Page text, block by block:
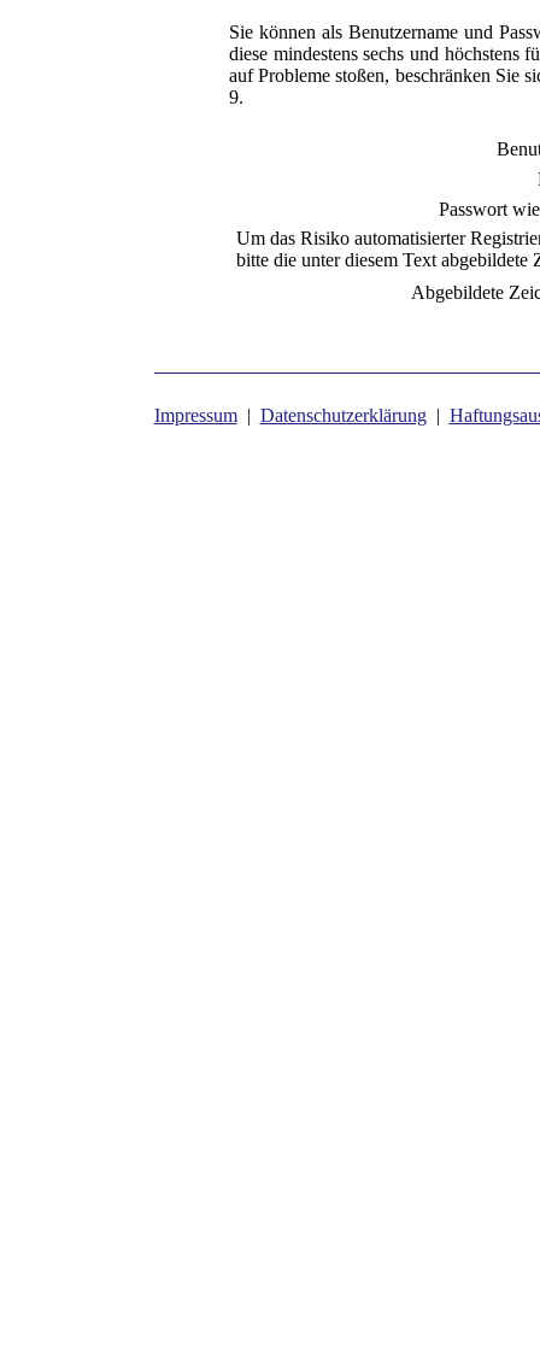
Sie können als Benutzername und
diese mindestens sechs und
auf Probleme stoßen, beschränken Sie
9.
Passwort
Um das Risiko automatisierter
bitte die unter diesem Text abgebildete
Abgebildete
Impressum| Datenschutzerklärung|